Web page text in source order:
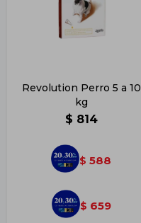
Revolution Perro 5 a 10
kg
$ 814
$ 588
$ 659